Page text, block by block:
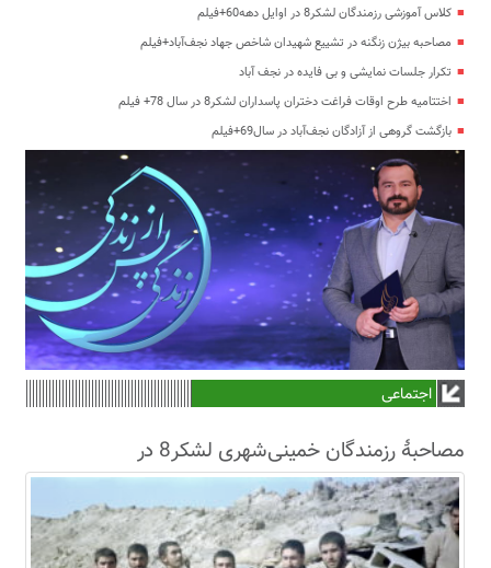
کلاس آموزشی رزمندگان لشکر8 در اوایل دهه60+فیلم
مصاحبه بیژن زنگنه در تشییع شهیدان شاخص جهاد نجف‌آباد+فیلم
تکرار جلسات نمایشی و بی فایده در نجف آباد
اختتامیه طرح اوقات فراغت دختران پاسداران لشکر8 در سال 78+ فیلم
بازگشت گروهی از آزادگان نجف‌آباد در سال69+فیلم
اجتماعی
مصاحبۀ رزمندگان خمینی‌شهری لشکر8 در
سال63+فیلم